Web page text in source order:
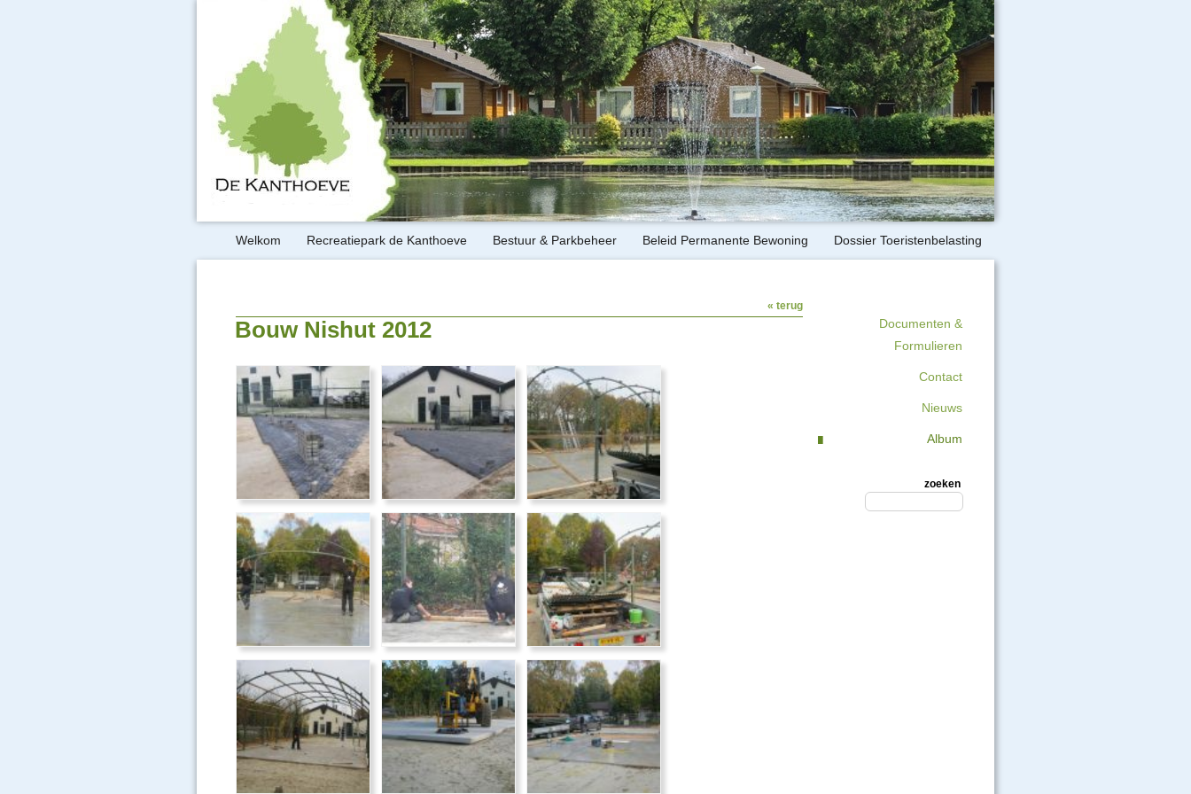
Welkom Recreatiepark de Kanthoeve Bestuur & Parkbeheer Beleid Permanente Bewoning Dossier Toeristenbelasting
Documenten &
Formulieren
Contact
Nieuws
Album
zoeken
« terug
Bouw Nishut 2012